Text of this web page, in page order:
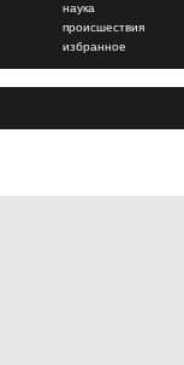
наука
происшествия
избранное